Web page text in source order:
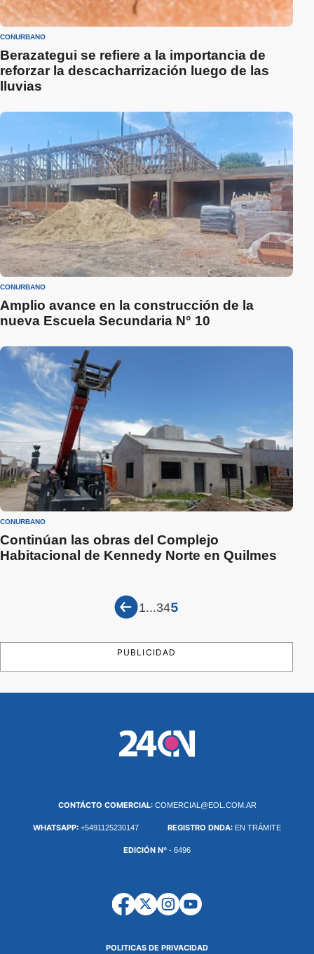
CONURBANO
Berazategui se refiere a la importancia de
reforzar la descacharrización luego de las
lluvias
CONURBANO
Amplio avance en la construcción de la
nueva Escuela Secundaria N° 10
CONURBANO
Continúan las obras del Complejo
Habitacional de Kennedy Norte en Quilmes
1...345
PUBLICIDAD
CONTÁCTO COMERCIAL: COMERCIAL@EOL.COM.AR
WHATSAPP: +5491125230147 REGISTRO DNDA: EN TRÁMITE
EDICIÓN Nº - 6496
POLITICAS DE PRIVACIDAD